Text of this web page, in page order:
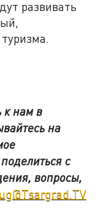
развивать
к нам в
на
с
вопросы,
ug@Tsargrad.TV